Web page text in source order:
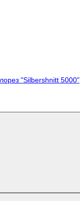
"Silbershnitt 5000"